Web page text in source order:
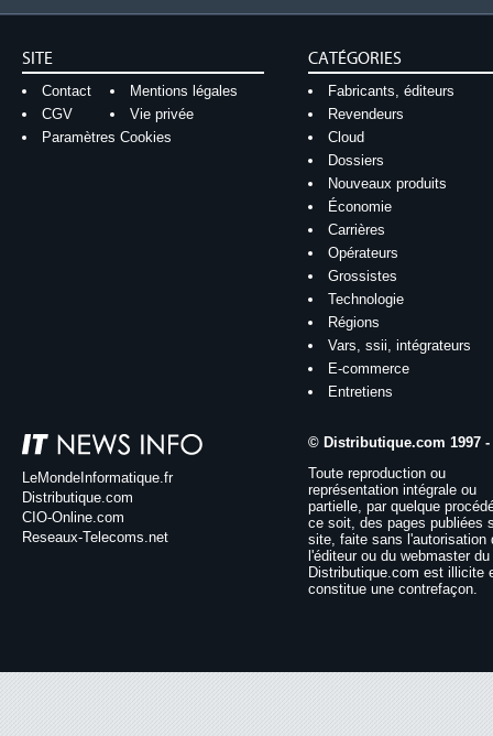
SITE
Contact
Mentions légales
CGV
Vie privée
Paramètres Cookies
CATÉGORIES
Fabricants, éditeurs
Revendeurs
Cloud
Dossiers
Nouveaux produits
Économie
Carrières
Opérateurs
Grossistes
Technologie
Régions
Vars, ssii, intégrateurs
E-commerce
Entretiens
LeMondeInformatique.fr
Distributique.com
CIO-Online.com
Reseaux-Telecoms.net
© Distributique.com 1997 -
Toute reproduction ou
représentation intégrale ou
partielle, par quelque
ce soit, des pages publiées
site, faite sans l'autorisation
l'éditeur ou du webmaster
Distributique.com est illicite
constitue une contrefaçon.